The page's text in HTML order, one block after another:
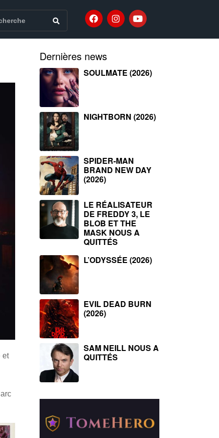
et
Dernières news
SOULMATE (2026)
NIGHTBORN (2026)
SPIDER-MAN
BRAND NEW DAY
(2026)
LE RÉALISATEUR
DE FREDDY 3, LE
BLOB ET THE
MASK NOUS A
QUITTÉS
L’ODYSSÉE (2026)
EVIL DEAD BURN
(2026)
SAM NEILL NOUS A
QUITTÉS